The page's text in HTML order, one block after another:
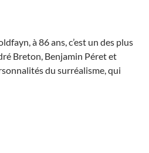
à 86 ans, c’est un des plus
Breton, Benjamin Péret et
du surréalisme, qui
Goldfayn (1933 – 2019)